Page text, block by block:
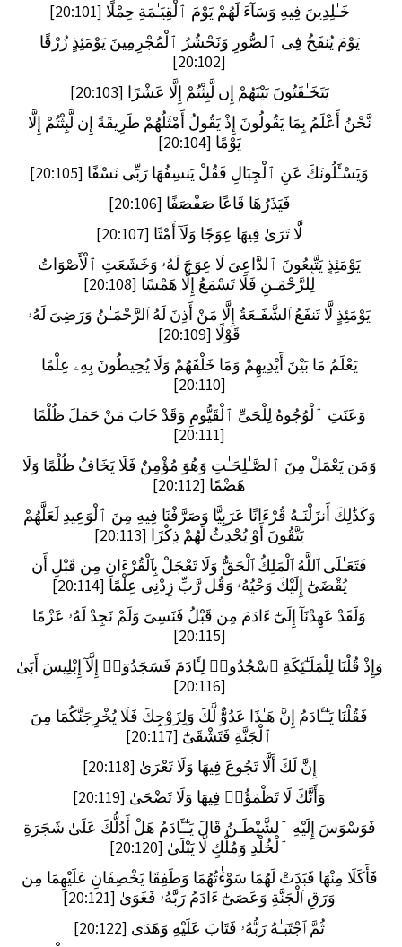
خَـٰلِدِينَ فِيهِ وَسَآءَ لَهُمْ يَوْمَ ٱلْقِيَـٰمَةِ حِمْلًا [20:101]
يَوْمَ يُنفَخُ فِى ٱلصُّورِ وَنَحْشُرُ ٱلْمُجْرِمِينَ يَوْمَئِذٍ زُرْقًا
[20:102]
يَتَخَـٰفَتُونَ بَيْنَهُمْ إِن لَّبِثْتُمْ إِلَّا عَشْرًا [20:103]
نَّحْنُ أَعْلَمُ بِمَا يَقُولُونَ إِذْ يَقُولُ أَمْثَلُهُمْ طَرِيقَةً إِن لَّبِثْتُمْ إِلَّا
يَوْمًا [20:104]
وَيَسْـَٔلُونَكَ عَنِ ٱلْجِبَالِ فَقُلْ يَنسِفُهَا رَبِّى نَسْفًا [20:105]
فَيَذَرُهَا قَاعًا صَفْصَفًا [20:106]
لَّا تَرَىٰ فِيهَا عِوَجًا وَلَآ أَمْتًا [20:107]
يَوْمَئِذٍ يَتَّبِعُونَ ٱلدَّاعِىَ لَا عِوَجَ لَهُۥ وَخَشَعَتِ ٱلْأَصْوَاتُ
لِلرَّحْمَـٰنِ فَلَا تَسْمَعُ إِلَّا هَمْسًا [20:108]
يَوْمَئِذٍ لَّا تَنفَعُ ٱلشَّفَـٰعَةُ إِلَّا مَنْ أَذِنَ لَهُ ٱلرَّحْمَـٰنُ وَرَضِىَ لَهُۥ
قَوْلًا [20:109]
يَعْلَمُ مَا بَيْنَ أَيْدِيهِمْ وَمَا خَلْفَهُمْ وَلَا يُحِيطُونَ بِهِۦ عِلْمًا
[20:110]
وَعَنَتِ ٱلْوُجُوهُ لِلْحَىِّ ٱلْقَيُّومِ وَقَدْ خَابَ مَنْ حَمَلَ ظُلْمًا
[20:111]
وَمَن يَعْمَلْ مِنَ ٱلصَّـٰلِحَـٰتِ وَهُوَ مُؤْمِنٌ فَلَا يَخَافُ ظُلْمًا وَلَا
هَضْمًا [20:112]
وَكَذَٰلِكَ أَنزَلْنَـٰهُ قُرْءَانًا عَرَبِيًّا وَصَرَّفْنَا فِيهِ مِنَ ٱلْوَعِيدِ لَعَلَّهُمْ
يَتَّقُونَ أَوْ يُحْدِثُ لَهُمْ ذِكْرًا [20:113]
فَتَعَـٰلَى ٱللَّهُ ٱلْمَلِكُ ٱلْحَقُّ وَلَا تَعْجَلْ بِٱلْقُرْءَانِ مِن قَبْلِ أَن
يُقْضَىٰٓ إِلَيْكَ وَحْيُهُۥ وَقُل رَّبِّ زِدْنِى عِلْمًا [20:114]
وَلَقَدْ عَهِدْنَآ إِلَىٰٓ ءَادَمَ مِن قَبْلُ فَنَسِىَ وَلَمْ نَجِدْ لَهُۥ عَزْمًا
[20:115]
وَإِذْ قُلْنَا لِلْمَلَـٰٓئِكَةِ ٱسْجُدُوا۟ لِـَٔادَمَ فَسَجَدُوٓا۟ إِلَّآ إِبْلِيسَ أَبَىٰ
[20:116]
فَقُلْنَا يَـٰٓـَٔادَمُ إِنَّ هَـٰذَا عَدُوٌّ لَّكَ وَلِزَوْجِكَ فَلَا يُخْرِجَنَّكُمَا مِنَ
ٱلْجَنَّةِ فَتَشْقَىٰٓ [20:117]
إِنَّ لَكَ أَلَّا تَجُوعَ فِيهَا وَلَا تَعْرَىٰ [20:118]
وَأَنَّكَ لَا تَظْمَؤُا۟ فِيهَا وَلَا تَضْحَىٰ [20:119]
فَوَسْوَسَ إِلَيْهِ ٱلشَّيْطَـٰنُ قَالَ يَـٰٓـَٔادَمُ هَلْ أَدُلُّكَ عَلَىٰ شَجَرَةِ
ٱلْخُلْدِ وَمُلْكٍ لَّا يَبْلَىٰ [20:120]
فَأَكَلَا مِنْهَا فَبَدَتْ لَهُمَا سَوْءَٰتُهُمَا وَطَفِقَا يَخْصِفَانِ عَلَيْهِمَا مِن
وَرَقِ ٱلْجَنَّةِ وَعَصَىٰٓ ءَادَمُ رَبَّهُۥ فَغَوَىٰ [20:121]
ثُمَّ ٱجْتَبَـٰهُ رَبُّهُۥ فَتَابَ عَلَيْهِ وَهَدَىٰ [20:122]